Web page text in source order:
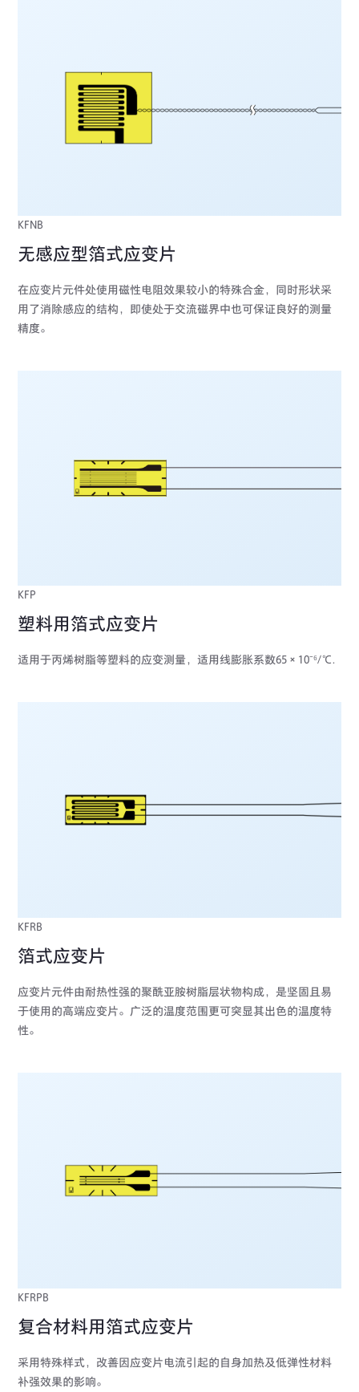
KFNB
无感应型箔式应变片
在应变片元件处使用磁性电阻效果较小的特殊合金，同时形状采
用了消除感应的结构，即使处于交流磁界中也可保证良好的测量
精度。
KFP
塑料用箔式应变片
适用于丙烯树脂等塑料的应变测量，适用线膨胀系数65×10⁻⁶/℃.
KFRB
箔式应变片
应变片元件由耐热性强的聚酰亚胺树脂层状物构成，是坚固且易
于使用的高端应变片。广泛的温度范围更可突显其出色的温度特
性。
KFRPB
复合材料用箔式应变片
采用特殊样式，改善因应变片电流引起的自身加热及低弹性材料
补强效果的影响。